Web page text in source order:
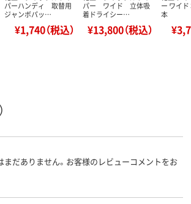
パーハンディ 取替用
ジャンボパッ…
¥1,740（税込）
パー ワイド 立体吸
着ドライシー…
¥13,800（税込）
ー ワイ
本
まだありません。お客様のレビューコメントをお